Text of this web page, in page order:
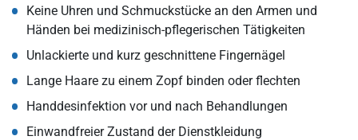
Keine Uhren und Schmuckstücke an den Armen und
Händen bei medizinisch-pflegerischen Tätigkeiten
Unlackierte und kurz geschnittene Fingernägel
Lange Haare zu einem Zopf binden oder flechten
Handdesinfektion vor und nach Behandlungen
Einwandfreier Zustand der Dienstkleidung